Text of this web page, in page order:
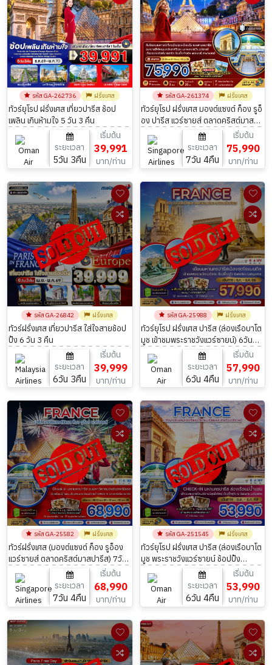
รหัส GA-262736 ฝรั่งเศส
ทัวร์ยุโรป ฝรั่งเศส เที่ยวปารีส ช้อป
เพลิน เกินห้ามใจ 5 วัน 3 คืน
ระยะเวลา
5วัน 3คืน
เริ่มต้น
39,991
บาท/ท่าน
รหัส GA-261374 ฝรั่งเศส
ทัวร์ยุโรป ฝรั่งเศส มองต์แซงต์ ก็อง รูอ็
อง ปารีส แวร์ซายส์ ตลาดคริสต์มาส
ปารีส 7วัน 4คืน
ระยะเวลา
7วัน 4คืน
เริ่มต้น
75,990
บาท/ท่าน
รหัส GA-26842 ฝรั่งเศส
ทัวร์ฝรั่งเศส เที่ยวปารีส ใส่ใจสายช้อป
ปิ้ง 6 วัน 3 คืน
ระยะเวลา
6วัน 3คืน
เริ่มต้น
39,999
บาท/ท่าน
รหัส GA-25988 ฝรั่งเศส
ทัวร์ยุโรป ฝรั่งเศส ปารีส (ล่องเรือบาโต
มูช เข้าชมพระราชวังแวร์ซายน์) 6วัน
4คืน โดย Oman Air (WY)
ระยะเวลา
6วัน 4คืน
เริ่มต้น
57,990
บาท/ท่าน
รหัส GA-25582 ฝรั่งเศส
ทัวร์ฝรั่งเศส (มองต์แซงต์ ก็อง รูอ็อง
แวร์ซายส์ ตลาดคริสต์มาสปารีส) 7วัน
4คืน โดยสายการบิน Singapore
Airlines (SQ)
ระยะเวลา
7วัน 4คืน
เริ่มต้น
68,990
บาท/ท่าน
รหัส GA-251545 ฝรั่งเศส
ทัวร์ยุโรป ฝรั่งเศส ปารีส (ล่องเรือบาโต
มูช พระราชวังแวร์ซายน์ ช้อปปิ้ง
GALLERIE LAFAYETTE) 6วัน 4คืน บิน
Oman Air (WY)ระยะเวลา
6วัน 4คืน
เริ่มต้น
53,990
บาท/ท่าน